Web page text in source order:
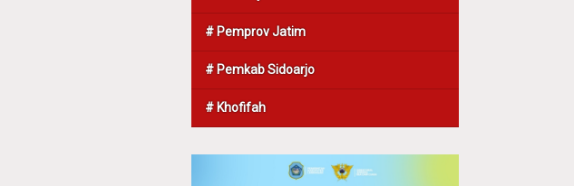
# Pemprov Jatim
# Pemkab Sidoarjo
# Khofifah